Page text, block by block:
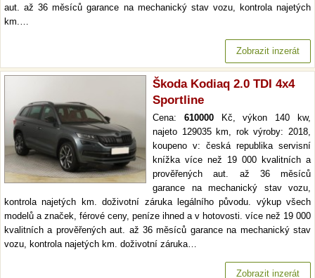
aut. až 36 měsíců garance na mechanický stav vozu, kontrola najetých
km.…
Zobrazit inzerát
Škoda Kodiaq 2.0 TDI 4x4
Sportline
Cena: 610000Kč, výkon 140 kw,
najeto 129035 km, rok výroby: 2018,
koupeno v: česká republika servisní
knížka více než 19 000 kvalitních a
prověřených aut. až 36 měsíců
garance na mechanický stav vozu,
kontrola najetých km. doživotní záruka legálního původu. výkup všech
modelů a značek, férové ceny, peníze ihned a v hotovosti. více než 19 000
kvalitních a prověřených aut. až 36 měsíců garance na mechanický stav
vozu, kontrola najetých km. doživotní záruka…
Zobrazit inzerát